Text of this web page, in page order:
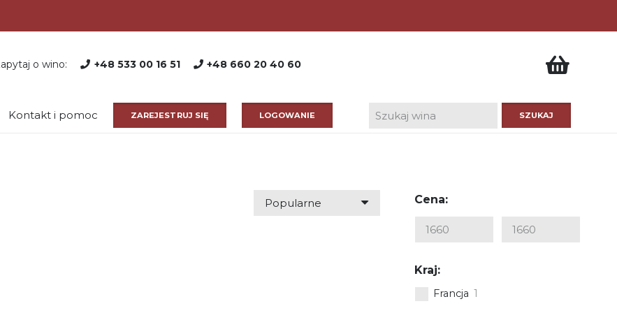
o wino: +48 533 00 16 51 +48 660 20 40 60
Kontakt i pomoc ZAREJESTRUJ SIĘ LOGOWANIE
Cena:
Kraj:
Francja 1